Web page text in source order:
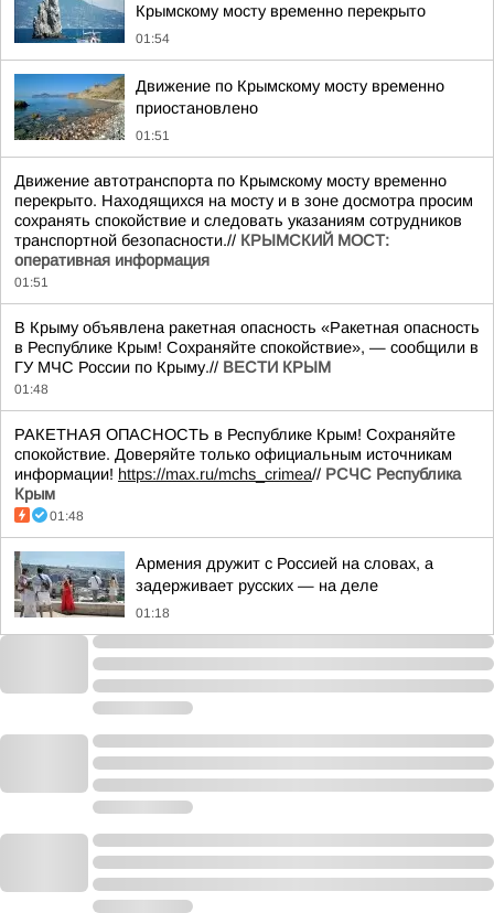
Крымскому мосту временно перекрыто
01:54
Движение по Крымскому мосту временно
приостановлено
01:51
Движение автотранспорта по Крымскому мосту временно
перекрыто. Находящихся на мосту и в зоне досмотра просим
сохранять спокойствие и следовать указаниям сотрудников
транспортной безопасности.// КРЫМСКИЙ МОСТ:
оперативная информация
01:51
В Крыму объявлена ракетная опасность «Ракетная опасность
в Республике Крым! Сохраняйте спокойствие», — сообщили в
ГУ МЧС России по Крыму.// ВЕСТИ КРЫМ
01:48
РАКЕТНАЯ ОПАСНОСТЬ в Республике Крым! Сохраняйте
спокойствие. Доверяйте только официальным источникам
информации! https://max.ru/mchs_crimea// РСЧС Республика
Крым
01:48
Армения дружит с Россией на словах, а
задерживает русских — на деле
01:18